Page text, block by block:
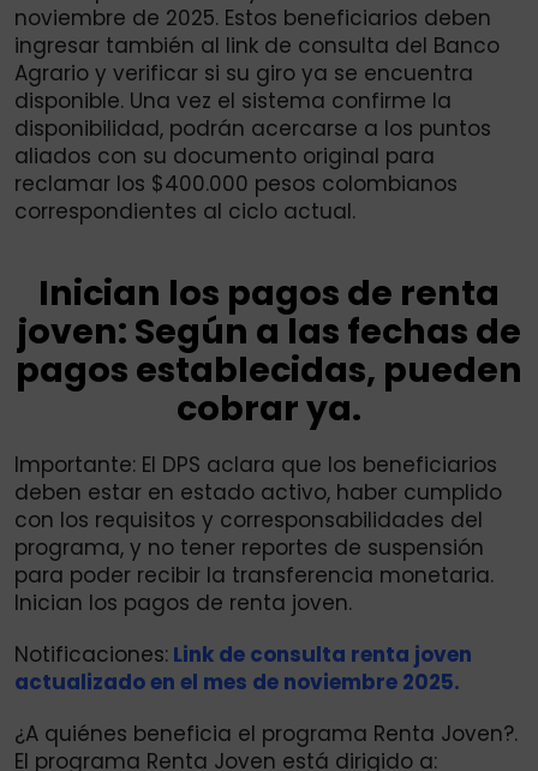
noviembre de 2025. Estos beneficiarios deben
ingresar también al link de consulta del Banco
Agrario y verificar si su giro ya se encuentra
disponible. Una vez el sistema confirme la
disponibilidad, podrán acercarse a los puntos
aliados con su documento original para
reclamar los $400.000 pesos colombianos
correspondientes al ciclo actual.
Inician los pagos de renta
joven: Según a las fechas de
pagos establecidas, pueden
cobrar ya.
Importante: El DPS aclara que los beneficiarios
deben estar en estado activo, haber cumplido
con los requisitos y corresponsabilidades del
programa, y no tener reportes de suspensión
para poder recibir la transferencia monetaria.
Inician los pagos de renta joven.
Notificaciones: Link de consulta renta joven
actualizado en el mes de noviembre 2025.
¿A quiénes beneficia el programa Renta Joven?.
El programa Renta Joven está dirigido a: